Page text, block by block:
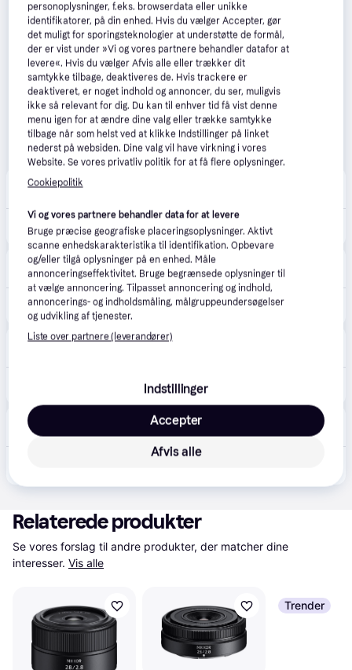
Kamerahuset
Tamron AF 90mm F2.8 Nikon Z DI III Macro VXD4.495 kr.
ImageFoto
Fri fragt,1-2 dage
Tamron | 90mm F/2.8 Di III Macro VXD Nikon Z | Hos ImageFoto.4.795 kr.
Frederikssund Foto
Tamron 90mm F2.8 Di III Macro VXD Nikon Z
Click Svendborg 5.0(2)
Laveste pris·Bestillingsvare
Relaterede produkter
Se vores forslag til andre produkter, der matcher dine
interesser. Vis alle
Trender
personoplysninger, f.eks. browserdata eller unikke
identifikatorer, på din enhed. Hvis du vælger Accepter, gør
det muligt for sporingsteknologier at understøtte de formål,
der er vist under »Vi og vores partnere behandler datafor at
levere«. Hvis du vælger Afvis alle eller trækker dit
samtykke tilbage, deaktiveres de. Hvis trackere er
deaktiveret, er noget indhold og annoncer, du ser, muligvis
ikke så relevant for dig. Du kan til enhver tid få vist denne
menu igen for at ændre dine valg eller trække samtykke
tilbage når som helst ved at klikke Indstillinger på linket
nederst på websiden. Dine valg vil have virkning i vores
Website. Se vores privatliv politik for at få flere oplysninger.
Cookiepolitik
Vi og vores partnere behandler data for at levere
Bruge præcise geografiske placeringsoplysninger. Aktivt
scanne enhedskarakteristika til identifikation. Opbevare
og/eller tilgå oplysninger på en enhed. Måle
annonceringseffektivitet. Bruge begrænsede oplysninger til
at vælge annoncering. Tilpasset annoncering og indhold,
annoncerings- og indholdsmåling, målgruppeundersøgelser
og udvikling af tjenester.
Liste over partnere (leverandører)
Indstillinger
Afvis alle
Accepter